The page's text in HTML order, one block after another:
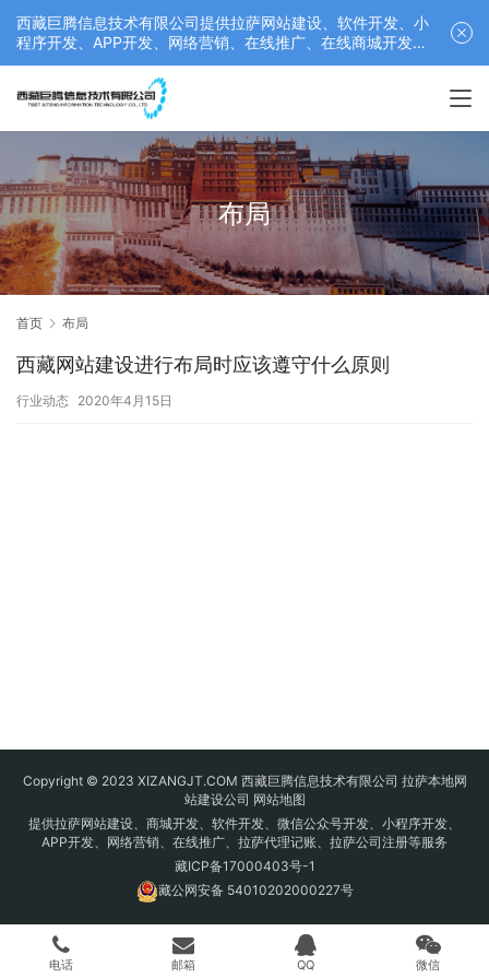
西藏巨腾信息技术有限公司提供拉萨网站建设、软件开发、小
程序开发、APP开发、网络营销、在线推广、在线商城开发等
服务，联系电话： 17689511878
布局
首页 布局
西藏网站建设进行布局时应该遵守什么原则
行业动态 2020年4月15日
Copyright © 2023 XIZANGJT.COM 西藏巨腾信息技术有限公司 拉萨本地网
站建设公司 网站地图
提供拉萨网站建设、商城开发、软件开发、微信公众号开发、小程序开发、
APP开发、网络营销、在线推广、拉萨代理记账、拉萨公司注册等服务
藏ICP备17000403号-1
藏公网安备 54010202000227号
电话 邮箱 QQ 微信